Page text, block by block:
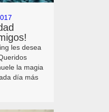
les desea
la magia
día más